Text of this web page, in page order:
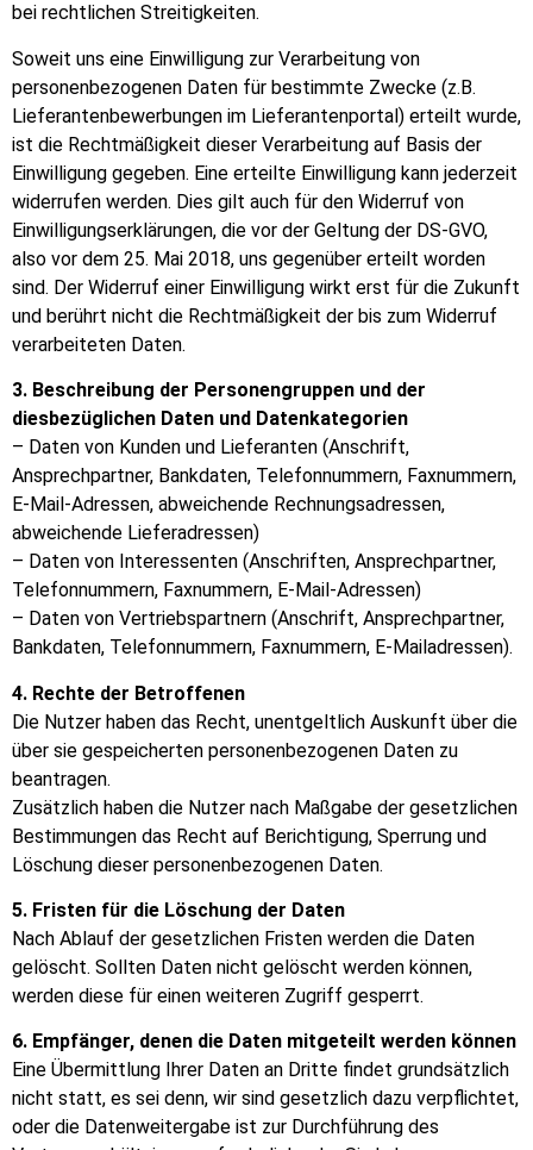
bei rechtlichen Streitigkeiten.
Soweit uns eine Einwilligung zur Verarbeitung von
personenbezogenen Daten für bestimmte Zwecke (z.B.
Lieferantenbewerbungen im Lieferantenportal) erteilt wurde,
ist die Rechtmäßigkeit dieser Verarbeitung auf Basis der
Einwilligung gegeben. Eine erteilte Einwilligung kann jederzeit
widerrufen werden. Dies gilt auch für den Widerruf von
Einwilligungserklärungen, die vor der Geltung der DS-GVO,
also vor dem 25. Mai 2018, uns gegenüber erteilt worden
sind. Der Widerruf einer Einwilligung wirkt erst für die Zukunft
und berührt nicht die Rechtmäßigkeit der bis zum Widerruf
verarbeiteten Daten.
3. Beschreibung der Personengruppen und der
diesbezüglichen Daten und Datenkategorien
– Daten von Kunden und Lieferanten (Anschrift,
Ansprechpartner, Bankdaten, Telefonnummern, Faxnummern,
E-Mail-Adressen, abweichende Rechnungsadressen,
abweichende Lieferadressen)
– Daten von Interessenten (Anschriften, Ansprechpartner,
Telefonnummern, Faxnummern, E-Mail-Adressen)
– Daten von Vertriebspartnern (Anschrift, Ansprechpartner,
Bankdaten, Telefonnummern, Faxnummern, E-Mailadressen).
4. Rechte der Betroffenen
Die Nutzer haben das Recht, unentgeltlich Auskunft über die
über sie gespeicherten personenbezogenen Daten zu
beantragen.
Zusätzlich haben die Nutzer nach Maßgabe der gesetzlichen
Bestimmungen das Recht auf Berichtigung, Sperrung und
Löschung dieser personenbezogenen Daten.
5. Fristen für die Löschung der Daten
Nach Ablauf der gesetzlichen Fristen werden die Daten
gelöscht. Sollten Daten nicht gelöscht werden können,
werden diese für einen weiteren Zugriff gesperrt.
6. Empfänger, denen die Daten mitgeteilt werden können
Eine Übermittlung Ihrer Daten an Dritte findet grundsätzlich
nicht statt, es sei denn, wir sind gesetzlich dazu verpflichtet,
oder die Datenweitergabe ist zur Durchführung des